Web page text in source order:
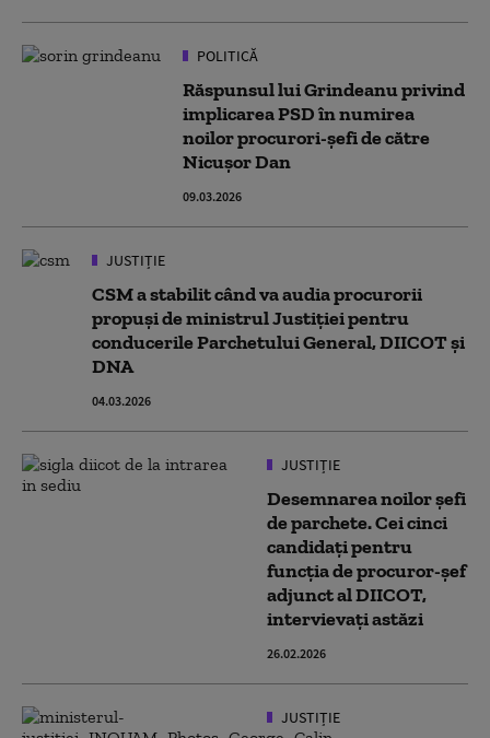
POLITICĂ
Răspunsul lui Grindeanu privind
implicarea PSD în numirea
noilor procurori-șefi de către
Nicușor Dan
09.03.2026
JUSTIȚIE
CSM a stabilit când va audia procurorii
propuși de ministrul Justiției pentru
conducerile Parchetului General, DIICOT și
DNA
04.03.2026
JUSTIȚIE
Desemnarea noilor șefi
de parchete. Cei cinci
candidați pentru
funcţia de procuror-şef
adjunct al DIICOT,
intervievați astăzi
26.02.2026
JUSTIȚIE